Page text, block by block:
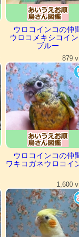
ウロコインコの仲
ウロコメキシコイン
ブルー
879
ウロコインコの仲
ワキコガネウロコイ
1,600